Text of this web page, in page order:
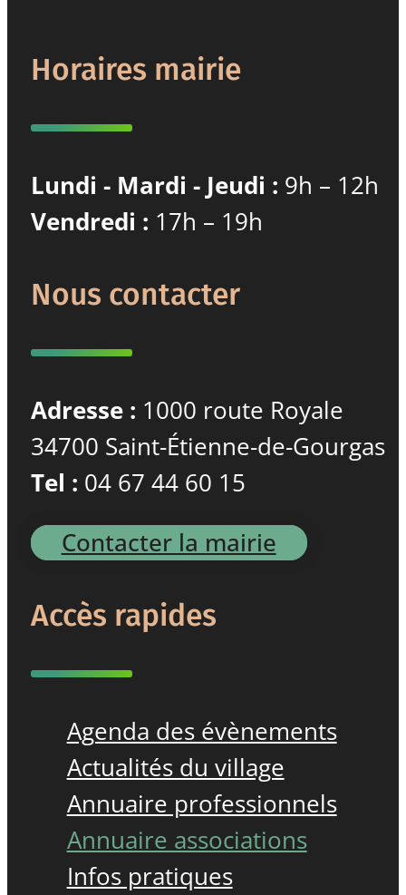
Horaires mairie
Lundi - Mardi - Jeudi : 9h – 12h
Vendredi : 17h – 19h
Nous contacter
Adresse : 1000 route Royale
34700 Saint-Étienne-de-Gourgas
Tel : 04 67 44 60 15
Contacter la mairie
Accès rapides
Agenda des évènements
Actualités du village
Annuaire professionnels
Annuaire associations
Infos pratiques